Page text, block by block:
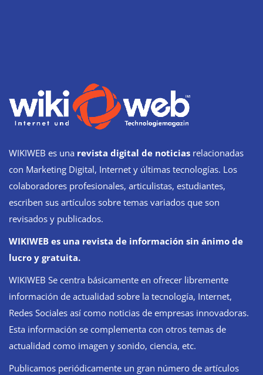
WIKIWEB es una revista digital de noticias relacionadas
con Marketing Digital, Internet y últimas tecnologías. Los
colaboradores profesionales, articulistas, estudiantes,
escriben sus artículos sobre temas variados que son
revisados y publicados.
WIKIWEB es una revista de información sin ánimo de
lucro y gratuita.
WIKIWEB Se centra básicamente en ofrecer libremente
información de actualidad sobre la tecnología, Internet,
Redes Sociales así como noticias de empresas innovadoras.
Esta información se complementa con otros temas de
actualidad como imagen y sonido, ciencia, etc.
Publicamos periódicamente un gran número de artículos